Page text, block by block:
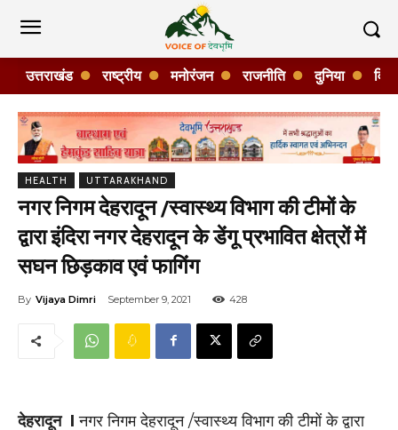
उत्तराखंड राष्ट्रीय मनोरंजन राजनीति दुनिया
HEALTH UTTARAKHAND
नगर निगम देहरादून /स्वास्थ्य विभाग की टीमों के
द्वारा इंदिरा नगर देहरादून के डेंगू प्रभावित क्षेत्रों में
सघन छिड़काव एवं फागिंग
By Vijaya Dimri September 9, 2021 428
देहरादून I नगर निगम देहरादून /स्वास्थ्य विभाग की टीमों के द्वारा